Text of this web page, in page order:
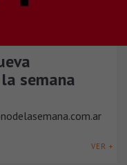
semana
VER +